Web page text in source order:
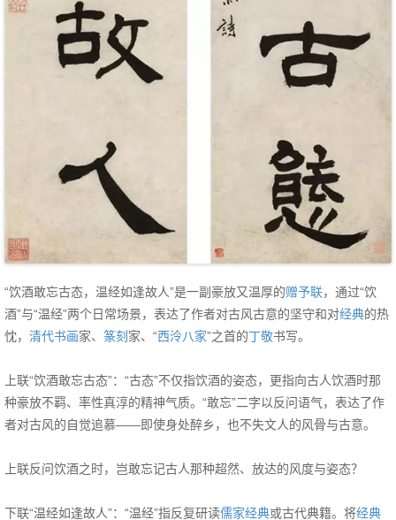
“饮酒敢忘古态，温经如逢故人”是一副豪放又温厚的赠予联，通过“饮
酒”与“温经”两个日常场景，表达了作者对古风古意的坚守和对经典的热
忱， 清代书画家、 篆刻 家、“西泠八家”之首的丁敬书写。
上联“饮酒敢忘古态”：“古态”不仅指饮酒的姿态，更指向古人饮酒时那
种豪放不羁、率性真淳的精神气质。“敢忘”二字以反问语气，表达了作
者对古风的自觉追慕——即使身处醉乡，也不失文人的风骨与古意。
上联反问饮酒之时，岂敢忘记古人那种超然、放达的风度与姿态？
下联“温经如逢故人”：“温经”指反复研读儒家经典或古代典籍。将经典